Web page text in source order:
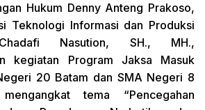
Hukum Denny Anteng Prakoso,
Teknologi Informasi dan Produksi
Nasution, SH., MH.,
kegiatan Program Jaksa Masuk
20 Batam dan SMA Negeri 8
tema “Pencegahan